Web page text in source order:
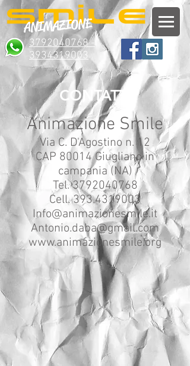
ANIMAZIONE
3792040768 -
3934319003
CONTATTI
Animazione Smile
Via C. D'Agostino n. 12
CAP 80014 Giugliano in
campania (NA)
Tel.3792040768
Cell.393.4319003
Info@animazionesmile.it
Antonio.daba@gmail.com
www.animazionesmile.org